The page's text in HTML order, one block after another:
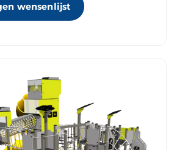
wensenlijst